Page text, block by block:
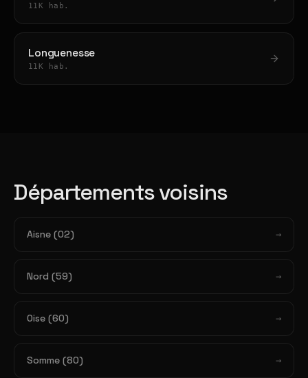
11K hab.
Longuenesse
11K hab.
Départements voisins
Aisne (02)
Nord (59)
Oise (60)
Somme (80)